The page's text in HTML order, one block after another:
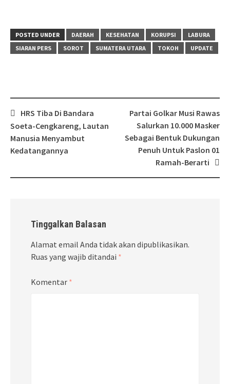
POSTED UNDER DAERAH KESEHATAN KORUPSI
LABURA
SIARAN PERS
SOROT SUMATERA UTARA TOKOH UPDATE
Post
navigation
HRS Tiba Di Bandara
Soeta-Cengkareng, Lautan
Manusia Menyambut
Kedatangannya
Partai Golkar Musi Rawas
Salurkan 10.000 Masker
Sebagai Bentuk Dukungan
Penuh Untuk Paslon 01
Ramah-Berarti
Tinggalkan Balasan
Alamat email Anda tidak akan dipublikasikan.
Ruas yang wajib ditandai *
Komentar *